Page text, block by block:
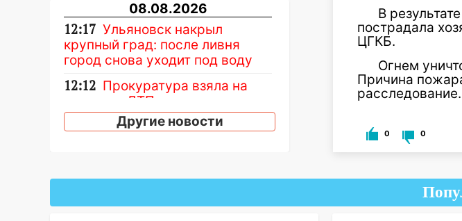
В
пострадала
ЦГКБ.
Огнем
Причина
расследование.
0 0
08.08.2026
12:17 Ульяновск накрыл
крупный град: после ливня
город снова уходит под воду
12:12 Прокуратура взяла на
контроль ДТП с шестилетним
ребёнком на улице Федерации
Другие новости